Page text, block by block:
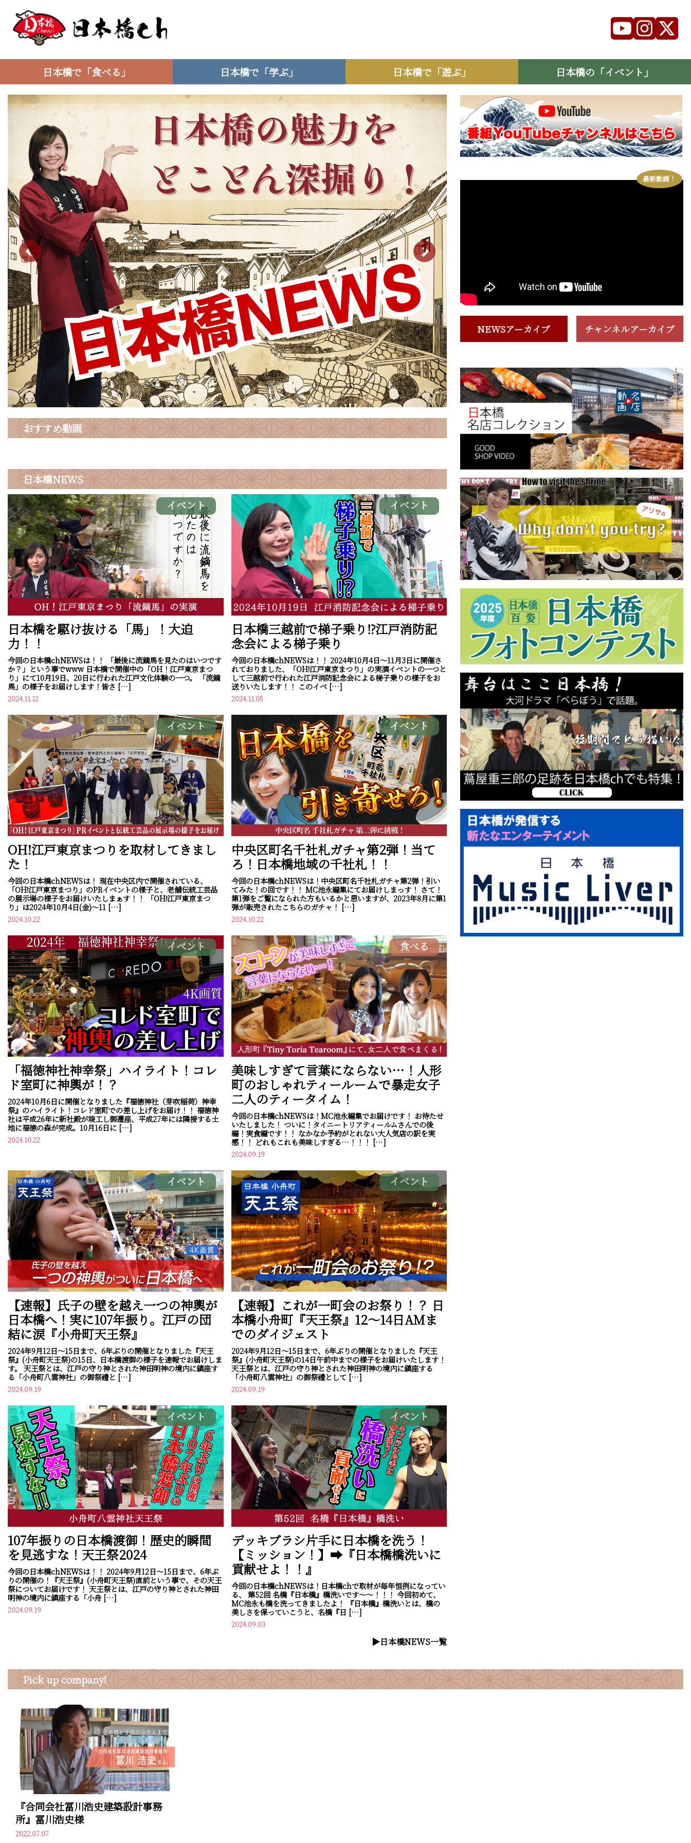
日本橋で「食べる」 日本橋で「学ぶ」 日本橋で「遊ぶ」 日本橋の「イベント」
おすすめ動画
日本橋NEWS
イベント
日本橋を駆け抜ける「馬」！大迫
力！！
今回の日本橋chNEWSは！！ 「最後に流鏑馬を見たのはいつです
か？」という事でwww 日本橋で開催中の「OH！江戸東京まつ
り」にて10月19日、20日に行われた江戸文化体験の一つ。 「流鏑
馬」の様子をお届けします！皆さ […]
2024.11.12
イベント
日本橋三越前で梯子乗り⁉江戸消防記
念会による梯子乗り
今回の日本橋chNEWSは！！ 2024年10月4日～11月3日に開催さ
れておりました、「OH!江戸東京まつり」の実演イベントの一つと
して三越前で行われた江戸消防記念会による梯子乗りの様子をお
送りいたします！！ このイベ […]
2024.11.05
イベント
OH!江戸東京まつりを取材してきまし
た！
今回の日本橋chNEWSは！ 現在中央区内で開催されている、
「OH!江戸東京まつり」のPRイベントの様子と、老舗伝統工芸品
の展示場の様子をお届けいたしまぁす！！ 「OH!江戸東京まつ
り」は2024年10月4日(金)～11 […]
2024.10.22
イベント
中央区町名千社札ガチャ第2弾！当て
ろ！日本橋地域の千社札！！
今回の日本橋chNEWSは！中央区町名千社札ガチャ第2弾！引い
てみた！の回です！！ MC池永編集にてお届けしまっす！ さて！
第1弾をご覧になられた方もいるかと思いますが、2023年8月に第1
弾が販売されたこちらのガチャ！ […]
2024.10.22
イベント
「福徳神社神幸祭」ハイライト！コレ
ド室町に神輿が！？
2024年10月6日に開催となりました『福徳神社（芽吹稲荷）神幸
祭』のハイライト！コレド室町での差し上げをお届け！！ 福徳神
社は平成26年に新社殿が竣工し御遷座、平成27年には隣接する土
地に福徳の森が完成。10月16日に […]
2024.10.22
食べる
美味しすぎて言葉にならない…！人形
町のおしゃれティールームで暴走女子
二人のティータイム！
今回の日本橋chNEWSは！MC池永編集でお届けです！ お待たせ
いたしました！ ついに！タイニートリアティールムさんでの後
編！実食編です！！ なかなか予約がとれない大人気店の訳を実
感！！ どれもこれも美味しすぎる…！！！ […]
2024.09.19
イベント
【速報】氏子の壁を越え一つの神輿が
日本橋へ！実に107年振り。江戸の団
結に涙『小舟町天王祭』
2024年9月12日～15日まで、6年ぶりの開催となりました『天王
祭』(小舟町天王祭)の15日、日本橋渡御の様子を速報でお届けしま
す。 天王祭とは、江戸の守り神とされた神田明神の境内に鎮座す
る「小舟町八雲神社」の御祭禮と […]
2024.09.19
イベント
【速報】これが一町会のお祭り！？ 日
本橋小舟町『天王祭』12～14日AMま
でのダイジェスト
2024年9月12日～15日まで、6年ぶりの開催となりました『天王
祭』(小舟町天王祭)の14日午前中までの様子をお届けいたします！
天王祭とは、江戸の守り神とされた神田明神の境内に鎮座する
「小舟町八雲神社」の御祭禮として […]
2024.09.19
イベント
107年振りの日本橋渡御！歴史的瞬間
を見逃すな！天王祭2024
今回の日本橋chNEWSは！！ 2024年9月12日～15日まで、6年ぶ
りの開催の！『天王祭』(小舟町天王祭)直前という事で、その天王
祭についてお届けです！ 天王祭とは、江戸の守り神とされた神田
明神の境内に鎮座する「小舟 […]
2024.09.19
イベント
デッキブラシ片手に日本橋を洗う！
【ミッション！】➡『日本橋橋洗いに
貢献せよ！！』
今回の日本橋chNEWSは！日本橋chで取材が毎年恒例になってい
る、 第52回 名橋『日本橋』橋洗いです～～！！！ 今回初めて、
MC池永も橋を洗ってきましたよ！ 『日本橋』橋洗いとは、橋の
美しさを保っていこうと、名橋『日 […]
2024.09.03
▶︎日本橋NEWS一覧
最新動画！
NEWSアーカイブ チャンネルアーカイブ
Pick up company!
『合同会社冨川浩史建築設計事務
所』冨川浩史様
2022.07.07